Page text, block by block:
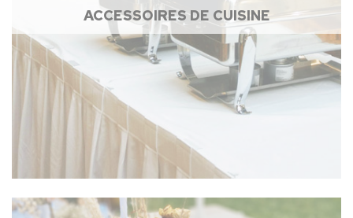
ACCESSOIRES DE CUISINE